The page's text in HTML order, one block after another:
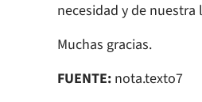
necesidad y de nuestra
Muchas gracias.
FUENTE: nota.texto7